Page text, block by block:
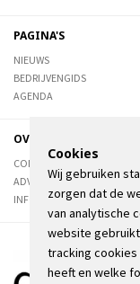
PAGINA'S
NIEUWS
BEDRIJVENGIDS
AGENDA
OVER DE STIENSER
CONTACT
ADVERTEREN
INFORMATIE
Cookies
Wij gebruiken
zorgen dat de
van analytische
website
tracking cookies
heeft en welke